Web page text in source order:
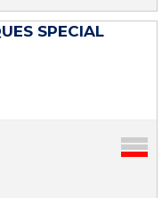
SPECIAL